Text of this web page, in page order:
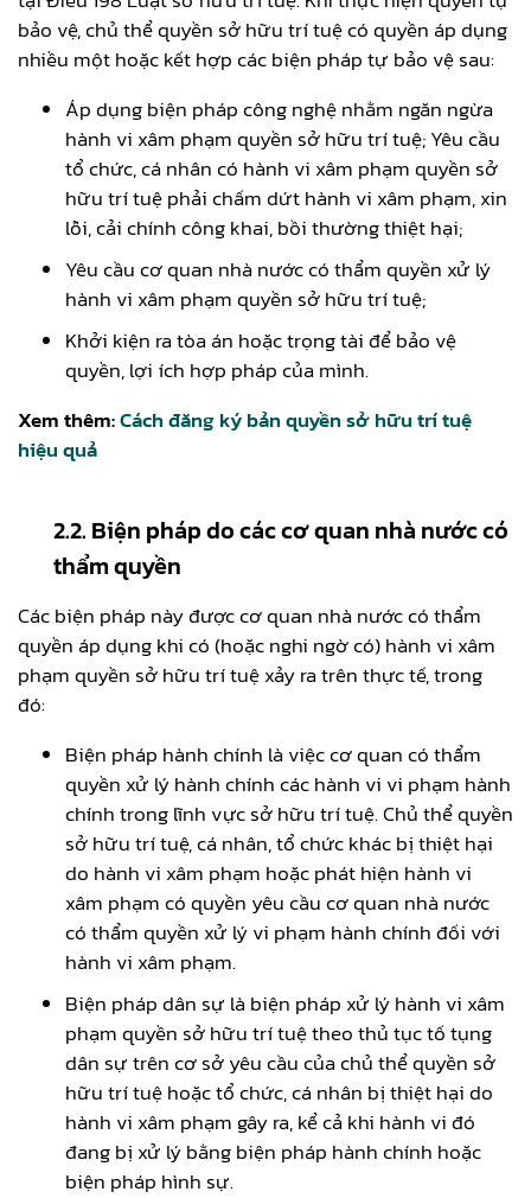
bảo vệ, chủ thể quyền sở hữu trí tuệ có quyền áp dụng
nhiều một hoặc kết hợp các biện pháp tự bảo vệ sau:
Áp dụng biện pháp công nghệ nhằm ngăn ngừa
hành vi xâm phạm quyền sở hữu trí tuệ; Yêu cầu
tổ chức, cá nhân có hành vi xâm phạm quyền sở
hữu trí tuệ phải chấm dứt hành vi xâm phạm, xin
lỗi, cải chính công khai, bồi thường thiệt hại;
Yêu cầu cơ quan nhà nước có thẩm quyền xử lý
hành vi xâm phạm quyền sở hữu trí tuệ;
Khởi kiện ra tòa án hoặc trọng tài để bảo vệ
quyền, lợi ích hợp pháp của mình.
Xem thêm:Cách đăng ký bản quyền sở hữu trí tuệ
hiệu quả
2.2. Biện pháp do các cơ quan nhà nước có
thẩm quyền
Các biện pháp này được cơ quan nhà nước có thẩm
quyền áp dụng khi có (hoặc nghi ngờ có) hành vi xâm
phạm quyền sở hữu trí tuệ xảy ra trên thực tế, trong
đó:
Biện pháp hành chính là việc cơ quan có thẩm
quyền xử lý hành chính các hành vi vi phạm hành
chính trong lĩnh vực sở hữu trí tuệ. Chủ thể quyền
sở hữu trí tuệ, cá nhân, tổ chức khác bị thiệt hại
do hành vi xâm phạm hoặc phát hiện hành vi
xâm phạm có quyền yêu cầu cơ quan nhà nước
có thẩm quyền xử lý vi phạm hành chính đối với
hành vi xâm phạm.
Biện pháp dân sự là biện pháp xử lý hành vi xâm
phạm quyền sở hữu trí tuệ theo thủ tục tố tụng
dân sự trên cơ sở yêu cầu của chủ thể quyền sở
hữu trí tuệ hoặc tổ chức, cá nhân bị thiệt hại do
hành vi xâm phạm gây ra, kể cả khi hành vi đó
đang bị xử lý bằng biện pháp hành chính hoặc
biện pháp hình sự.